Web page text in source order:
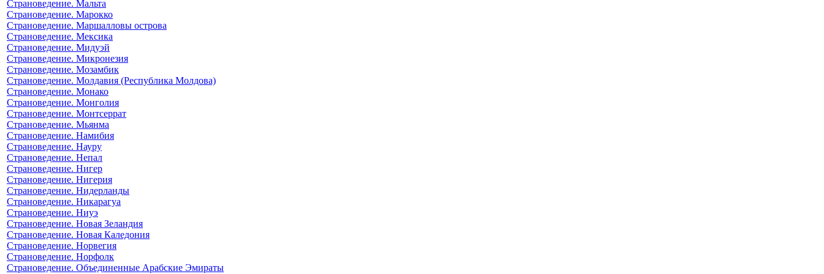
Страноведение. Мальта
Страноведение. Марокко
Страноведение. Маршалловы острова
Страноведение. Мексика
Страноведение. Мидуэй
Страноведение. Микронезия
Страноведение. Мозамбик
Страноведение. Молдавия (Республика Молдова)
Страноведение. Монако
Страноведение. Монголия
Страноведение. Монтсеррат
Страноведение. Мьянма
Страноведение. Намибия
Страноведение. Науру
Страноведение. Непал
Страноведение. Нигер
Страноведение. Нигерия
Страноведение. Нидерланды
Страноведение. Никарагуа
Страноведение. Ниуэ
Страноведение. Новая Зеландия
Страноведение. Новая Каледония
Страноведение. Норвегия
Страноведение. Норфолк
Страноведение. Объединенные Арабские Эмираты